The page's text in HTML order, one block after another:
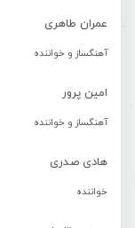
عمران طاهری
آهنگساز و خواننده
امین پرور
آهنگساز و خواننده
هادی صدری
خواننده